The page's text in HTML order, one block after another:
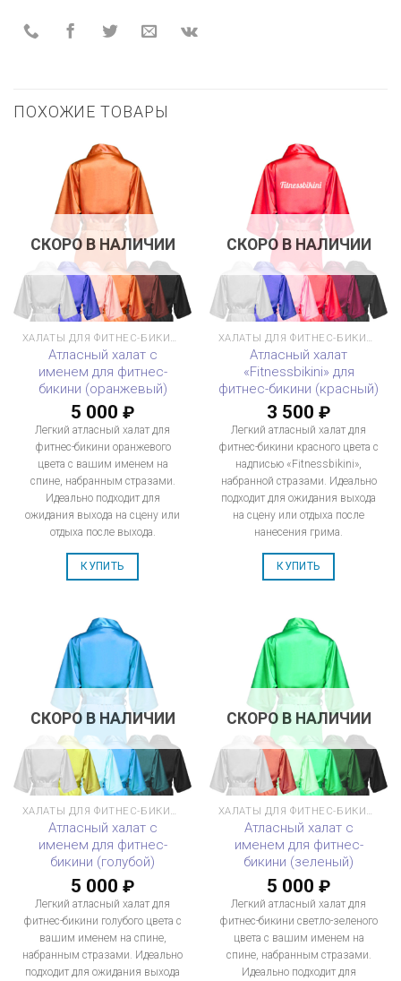
ПОХОЖИЕ ТОВАРЫ
СКОРО В НАЛИЧИИ
Атласный халат с
именем для фитнес-
бикини (оранжевый)
5 000 ₽
Легкий атласный халат для
фитнес-бикини оранжевого
цвета с вашим именем на
спине, набранным стразами.
Идеально подходит для
ожидания выхода на сцену или
отдыха после выхода.
КУПИТЬ
СКОРО В НАЛИЧИИ
Атласный халат
«Fitnessbikini» для
фитнес-бикини (красный)
3 500 ₽
Легкий атласный халат для
фитнес-бикини красного цвета с
надписью «Fitnessbikini»,
набранной стразами. Идеально
подходит для ожидания выхода
на сцену или отдыха после
нанесения грима.
КУПИТЬ
СКОРО В НАЛИЧИИ
ХАЛАТЫ ДЛЯ ФИТНЕС-БИКИНИ
Атласный халат с
именем для фитнес-
бикини (голубой)
5 000 ₽
Легкий атласный халат для
фитнес-бикини голубого цвета с
вашим именем на спине,
набранным стразами. Идеально
подходит для ожидания выхода
СКОРО В НАЛИЧИИ
ХАЛАТЫ ДЛЯ ФИТНЕС-БИКИНИ
Атласный халат с
именем для фитнес-
бикини (зеленый)
5 000 ₽
Легкий атласный халат для
фитнес-бикини светло-зеленого
цвета с вашим именем на
спине, набранным стразами.
Идеально подходит для